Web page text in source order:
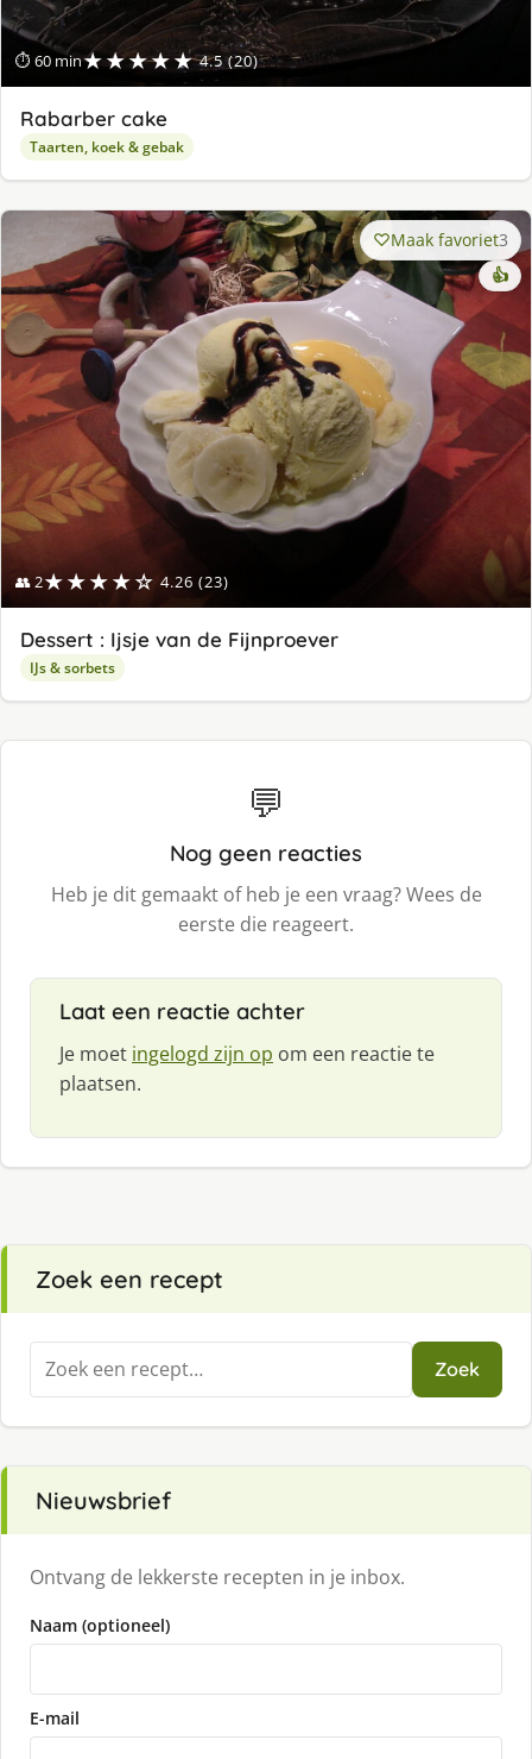
⏱ 60 min★★★★★ 4.5 (20)
Rabarber cake
Taarten, koek & gebak
👥 2★★★★☆ 4.26 (23)
Maak favoriet3
👍
Dessert : Ijsje van de Fijnproever
IJs & sorbets
💬
Nog geen reacties
Heb je dit gemaakt of heb je een vraag? Wees de
eerste die reageert.
Laat een reactie achter
Je moet ingelogd zijn op om een reactie te
plaatsen.
Zoek een recept
Zoeken
naar:
Zoek
Nieuwsbrief
Ontvang de lekkerste recepten in je inbox.
Naam (optioneel)
E-mail